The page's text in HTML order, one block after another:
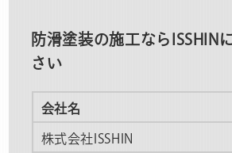
防滑塗装の施工ならISSHIN
さい
会社名
株式会社ISSHIN